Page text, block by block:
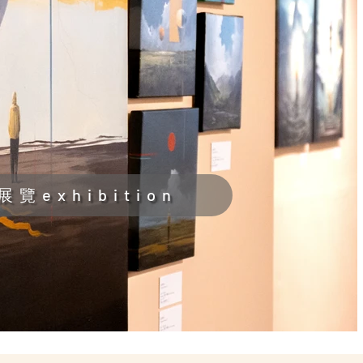
覽exhibition